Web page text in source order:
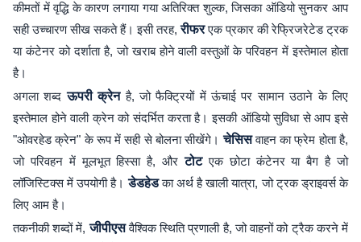
कीमतों में वृद्धि के कारण लगाया गया अतिरिक्त शुल्क, जिसका ऑडियो सुनकर आप
सही उच्चारण सीख सकते हैं। इसी तरह,रीफरएक प्रकार की रेफ्रिजरेटेड ट्रक
या कंटेनर को दर्शाता है, जो खराब होने वाली वस्तुओं के परिवहन में इस्तेमाल होता
है।
अगला शब्दऊपरी क्रेनहै, जो फैक्ट्रियों में ऊंचाई पर सामान उठाने के लिए
इस्तेमाल होने वाली क्रेन को संदर्भित करता है। इसकी ऑडियो सुविधा से आप इसे
"ओवरहेड क्रेन" के रूप में सही से बोलना सीखेंगे।चेसिसवाहन का फ्रेम होता है,
जो परिवहन में मूलभूत हिस्सा है, औरटोटएक छोटा कंटेनर या बैग है जो
लॉजिस्टिक्स में उपयोगी है।डेडहेडका अर्थ है खाली यात्रा, जो ट्रक ड्राइवर्स के
लिए आम है।
तकनीकी शब्दों में,जीपीएसवैश्विक स्थिति प्रणाली है, जो वाहनों को ट्रैक करने में